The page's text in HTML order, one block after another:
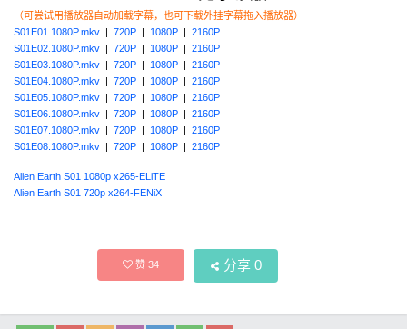
（可尝试用播放器自动加载字幕，也可下载外挂字幕拖入播放器）
S01E01.1080P.mkv | 720P | 1080P | 2160P
S01E02.1080P.mkv | 720P | 1080P | 2160P
S01E03.1080P.mkv | 720P | 1080P | 2160P
S01E04.1080P.mkv | 720P | 1080P | 2160P
S01E05.1080P.mkv | 720P | 1080P | 2160P
S01E06.1080P.mkv | 720P | 1080P | 2160P
S01E07.1080P.mkv | 720P | 1080P | 2160P
S01E08.1080P.mkv | 720P | 1080P | 2160P
Alien Earth S01 1080p x265-ELiTE
Alien Earth S01 720p x264-FENiX
赞34 分享 0